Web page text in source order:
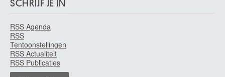
Peire Luc
Brugge 1916 - Parijs (Frankrijk) 1994
Penni Giovanni Francesco
Firenze (Italië) ca. 1496 - Napels (Italië) ca. 1528
Penone Giuseppe
SCHRIJF JE IN
RSS Agenda
RSS
Tentoonstellingen
RSS Actualiteit
RSS Publicaties